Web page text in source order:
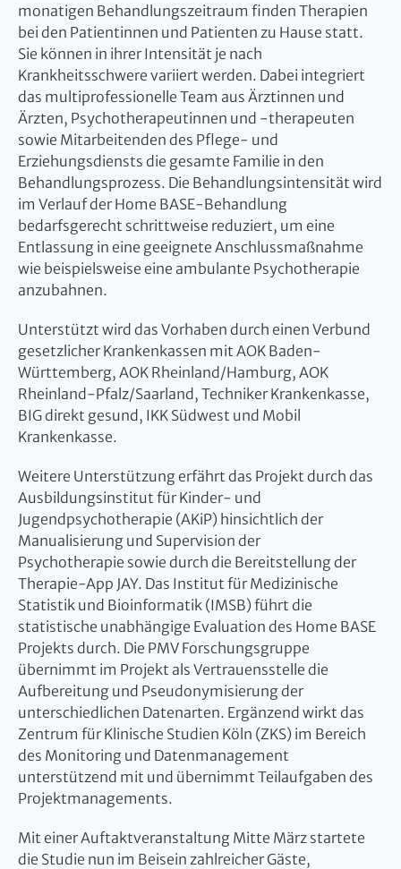
monatigen Behandlungszeitraum finden Therapien
bei den Patientinnen und Patienten zu Hause statt.
Sie können in ihrer Intensität je nach
Krankheitsschwere variiert werden. Dabei integriert
das multiprofessionelle Team aus Ärztinnen und
Ärzten, Psychotherapeutinnen und -therapeuten
sowie Mitarbeitenden des Pflege- und
Erziehungsdiensts die gesamte Familie in den
Behandlungsprozess. Die Behandlungsintensität wird
im Verlauf der Home BASE-Behandlung
bedarfsgerecht schrittweise reduziert, um eine
Entlassung in eine geeignete Anschlussmaßnahme
wie beispielsweise eine ambulante Psychotherapie
anzubahnen.
Unterstützt wird das Vorhaben durch einen Verbund
gesetzlicher Krankenkassen mit AOK Baden-
Württemberg, AOK Rheinland/Hamburg, AOK
Rheinland-Pfalz/Saarland, Techniker Krankenkasse,
BIG direkt gesund, IKK Südwest und Mobil
Krankenkasse.
Weitere Unterstützung erfährt das Projekt durch das
Ausbildungsinstitut für Kinder- und
Jugendpsychotherapie (AKiP) hinsichtlich der
Manualisierung und Supervision der
Psychotherapie sowie durch die Bereitstellung der
Therapie-App JAY. Das Institut für Medizinische
Statistik und Bioinformatik (IMSB) führt die
statistische unabhängige Evaluation des Home BASE
Projekts durch. Die PMV Forschungsgruppe
übernimmt im Projekt als Vertrauensstelle die
Aufbereitung und Pseudonymisierung der
unterschiedlichen Datenarten. Ergänzend wirkt das
Zentrum für Klinische Studien Köln (ZKS) im Bereich
des Monitoring und Datenmanagement
unterstützend mit und übernimmt Teilaufgaben des
Projektmanagements.
Mit einer Auftaktveranstaltung Mitte März startete
die Studie nun im Beisein zahlreicher Gäste,